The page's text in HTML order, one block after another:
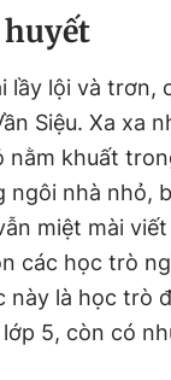
lầy lội và trơn,
Siệu. Xa xa
khuất
ngôi nhà nhỏ,
miệt mài
các học trò
là học trò
5, còn có